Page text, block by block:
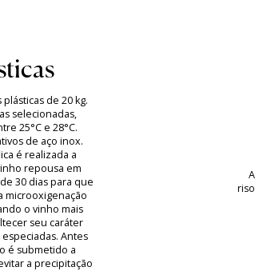
de 20 kg.
selecionadas,
25°C e 28°C.
de aço inox.
é realizada a
repousa em
30 dias para que
microoxigenação
o vinho mais
seu caráter
Antes
é submetido a
a precipitação